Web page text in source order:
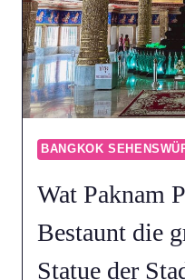
BANGKOK
Wat Paknam
Bestaunt die
Statue der